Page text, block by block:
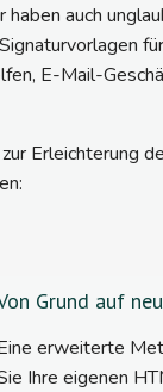
auch
E-Mail-
Erleichterung
Grund auf
erweiterte
Ihre eigenen